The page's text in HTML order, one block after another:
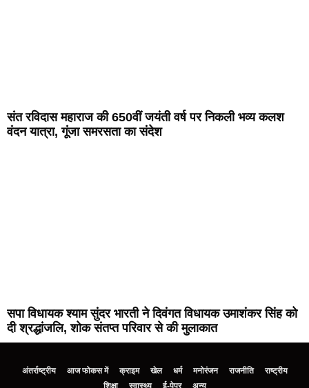
संत रविदास महाराज की 650वीं जयंती वर्ष पर निकली भव्य कलश
वंदन यात्रा, गूंजा समरसता का संदेश
सपा विधायक श्याम सुंदर भारती ने दिवंगत विधायक उमाशंकर सिंह को
दी श्रद्धांजलि, शोक संतप्त परिवार से की मुलाकात
अंतर्राष्ट्रीय आज फोकस में क्राइम खेल धर्म मनोरंजन राजनीति
राष्ट्रीय